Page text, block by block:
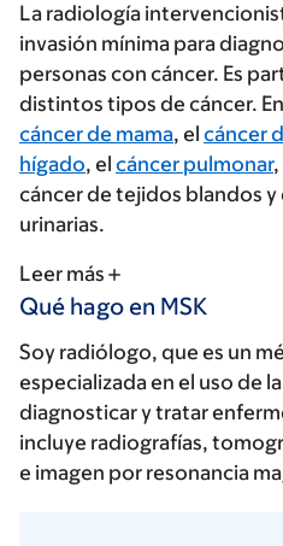
La radiología
invasión mínima para
personas con cáncer. Es
distintos tipos de cáncer.
cáncer de mama, el cáncer
hígado, el cáncer pulmonar,
cáncer de tejidos blandos y
urinarias.
Leer más
Qué hago en MSK
Soy radiólogo, que es un
especializada en el uso de
diagnosticar y tratar
incluye radiografías,
e imagen por resonancia